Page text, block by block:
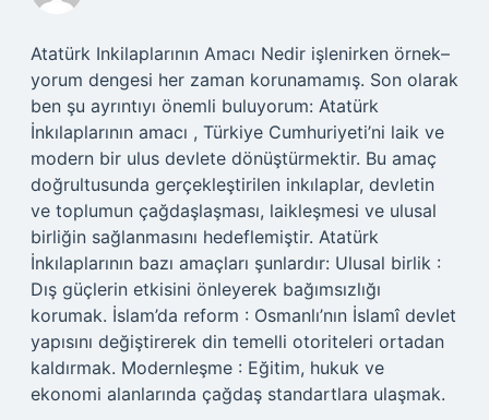
Atatürk Inkilaplarının Amacı Nedir işlenirken örnek–
yorum dengesi her zaman korunamamış. Son olarak
ben şu ayrıntıyı önemli buluyorum: Atatürk
İnkılaplarının amacı , Türkiye Cumhuriyeti’ni laik ve
modern bir ulus devlete dönüştürmektir. Bu amaç
doğrultusunda gerçekleştirilen inkılaplar, devletin
ve toplumun çağdaşlaşması, laikleşmesi ve ulusal
birliğin sağlanmasını hedeflemiştir. Atatürk
İnkılaplarının bazı amaçları şunlardır: Ulusal birlik :
Dış güçlerin etkisini önleyerek bağımsızlığı
korumak. İslam’da reform : Osmanlı’nın İslamî devlet
yapısını değiştirerek din temelli otoriteleri ortadan
kaldırmak. Modernleşme : Eğitim, hukuk ve
ekonomi alanlarında çağdaş standartlara ulaşmak.